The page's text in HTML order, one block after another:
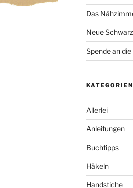
Das
Neue
Spende an
KATEGORIEN
Allerlei
Anleitungen
Buchtipps
Häkeln
Handstiche